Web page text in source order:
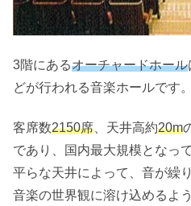
3階にあるオーチャードホール
どが行われる音楽ホールです。
客席数2150席 、天井高約20m
であり、国内最大規模となっ
平らな天井によって、音が繰
音楽の世界観に溶け込めるよ